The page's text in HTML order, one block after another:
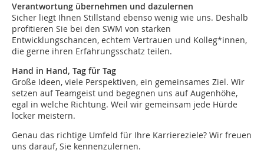
Verantwortung übernehmen und dazulernen
Sicher liegt Ihnen Stillstand ebenso wenig wie uns. Deshalb
profitieren Sie bei den SWM von starken
Entwicklungschancen, echtem Vertrauen und Kolleg*innen,
die gerne ihren Erfahrungsschatz teilen.
Hand in Hand, Tag für Tag
Große Ideen, viele Perspektiven, ein gemeinsames Ziel. Wir
setzen auf Teamgeist und begegnen uns auf Augenhöhe,
egal in welche Richtung. Weil wir gemeinsam jede Hürde
locker meistern.
Genau das richtige Umfeld für Ihre Karriereziele? Wir freuen
uns darauf, Sie kennenzulernen.